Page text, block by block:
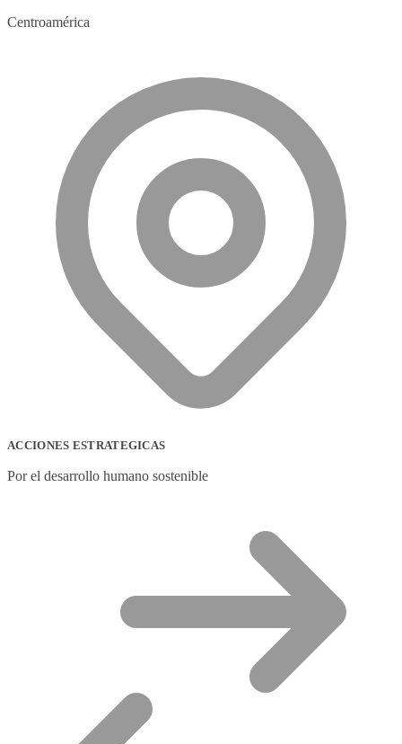
Centroamérica
ACCIONES ESTRATEGICAS
Por el desarrollo humano sostenible